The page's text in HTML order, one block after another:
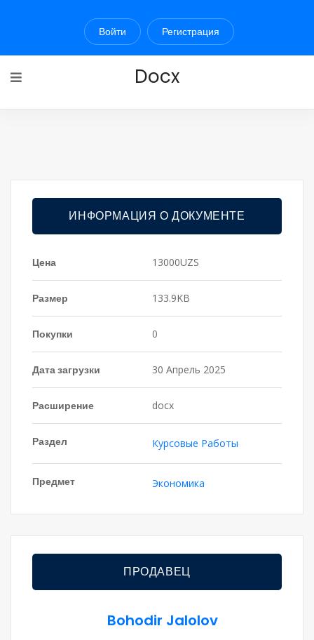
Войти Регистрация
Docx
ИНФОРМАЦИЯ О ДОКУМЕНТЕ
Цена 13000UZS
Размер 133.9KB
Покупки 0
Дата загрузки 30 Апрель 2025
Расширение docx
Раздел Курсовые Работы
Предмет Экономика
ПРОДАВЕЦ
Bohodir Jalolov